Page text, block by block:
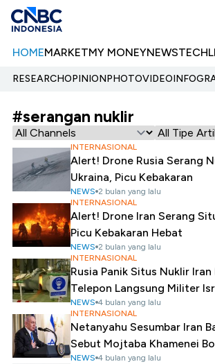
HOMEMARKETMY MONEYNEWSTECH
RESEARCHOPINIONPHOTOVIDEO
#serangan nuklir
INTERNASIONAL
Alert! Drone Rusia Serang
Ukraina, Picu Kebakaran
NEWS 2 bulan yang lalu
INTERNASIONAL
Alert! Drone Iran Serang
Picu Kebakaran Hebat
NEWS 2 bulan yang lalu
INTERNASIONAL
Rusia Panik Situs Nuklir Iran
Telepon Langsung Militer
NEWS 4 bulan yang lalu
INTERNASIONAL
Netanyahu Sesumbar Iran
Sebut Mojtaba Khamenei
NEWS 4 bulan yang lalu